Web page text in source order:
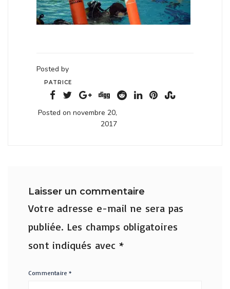
Posted by
PATRICE
Posted on novembre 20,
2017
Laisser un commentaire
Votre adresse e-mail ne sera pas
publiée. Les champs obligatoires
sont indiqués avec *
Commentaire*